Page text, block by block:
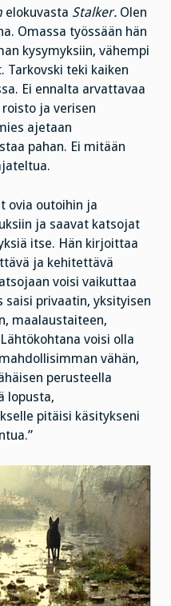
elokuvasta Stalker. Olen
Omassa työssään hän
kysymyksiin, vähempi
Tarkovski teki kaiken
Ei ennalta arvattavaa
ja verisen
ajetaan
pahan. Ei mitään
ovia outoihin ja
ja saavat katsojat
itse. Hän kirjoittaa
ja kehitettävä
voisi vaikuttaa
privaatin, yksityisen
maalaustaiteen,
voisi olla
vähän,
perusteella
lopusta,
pitäisi käsitykseni